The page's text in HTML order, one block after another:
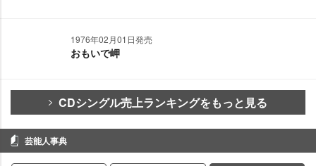
1976年02月01日発売
おもいで岬
CDシングル売上ランキングをもっと見る
芸能人事典